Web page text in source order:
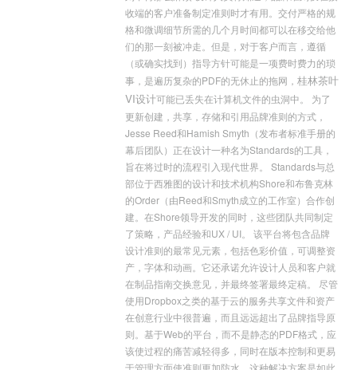
收端的客户准备制定准则时才有用。交付严格的规
格和微调细节所需的几个月时间都可以在移交给他
们的那一刻被冲走。但是，对于客户而言，遵循
（或确实找到）指导方针可能是一项费时费力的琐
事，是遍历复杂的PDF的无休止的拖网， 桂林茶叶
VI设计可能已丢失在计算机文件的虫洞中。 为了
更新创建，共享，存储和引用品牌准则的方式，
Jesse Reed和Hamish Smyth（发布者标准手册的
幕后团队）正在设计一种名为Standards的工具，
旨在将过时的流程引入现代世界。 Standards与总
部位于西雅图的设计和技术机构Shore和布鲁克林
的Order（由Reed和Smyth成立的工作室）合作创
建。在Shore领导开发的同时，这些团队共同制定
了策略，产品经验和UX / UI。 该平台将包含品牌
设计准则的最常见元素，包括色彩价值，可调整资
产，字体和动画。它还承诺允许设计人员和客户就
在制品指南交换意见，并最终签署最终定稿。 尽管
使用Dropbox之类的基于云的服务共享文件和资产
在创意行业中很普遍，而且远远超出了品牌指导原
则。基于Web的平台，而不是静态的PDF格式，应
该使过程的痛苦减轻得多，同时在版本控制和更易
于管理方面使准则更加防水。这种解决方案是如此